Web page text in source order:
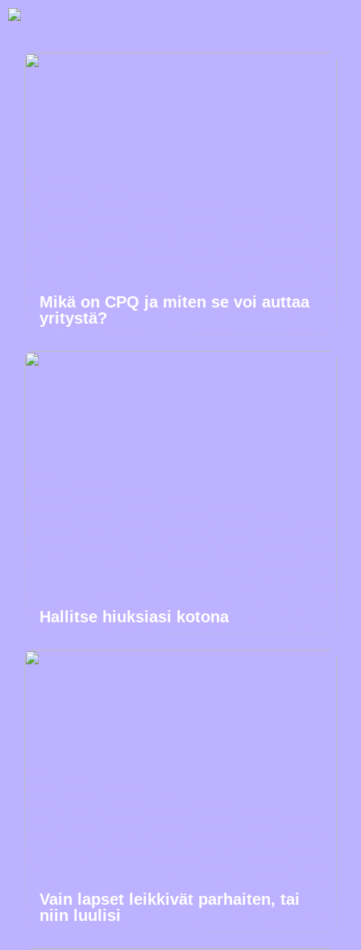
Mikä on CPQ ja miten se voi auttaa
yritystä?
Hallitse hiuksiasi kotona
Vain lapset leikkivät parhaiten, tai
niin luulisi